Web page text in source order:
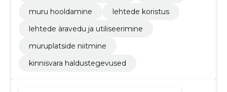
muru hooldamine
lehtede koristus
lehtede äravedu ja utiliseerimine
muruplatside niitmine
kinnisvara haldustegevused